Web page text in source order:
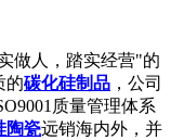
做人，踏实经营"的
的碳化硅制品 ，公司
质量管理体系
陶瓷远销海内外，并